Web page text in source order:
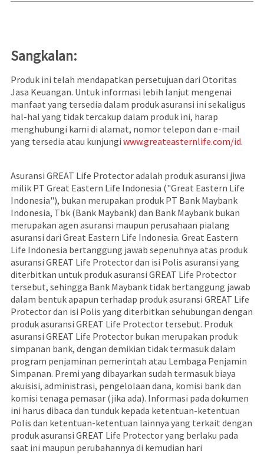
Sangkalan:
Produk ini telah mendapatkan persetujuan dari Otoritas
Jasa Keuangan. Untuk informasi lebih lanjut mengenai
manfaat yang tersedia dalam produk asuransi ini sekaligus
hal-hal yang tidak tercakup dalam produk ini, harap
menghubungi kami di alamat, nomor telepon dan e-mail
yang tersedia atau kunjungi www.greateasternlife.com/id.
Asuransi GREAT Life Protector adalah produk asuransi jiwa
milik PT Great Eastern Life Indonesia ("Great Eastern Life
Indonesia"), bukan merupakan produk PT Bank Maybank
Indonesia, Tbk (Bank Maybank) dan Bank Maybank bukan
merupakan agen asuransi maupun perusahaan pialang
asuransi dari Great Eastern Life Indonesia. Great Eastern
Life Indonesia bertanggung jawab sepenuhnya atas produk
asuransi GREAT Life Protector dan isi Polis asuransi yang
diterbitkan untuk produk asuransi GREAT Life Protector
tersebut, sehingga Bank Maybank tidak bertanggung jawab
dalam bentuk apapun terhadap produk asuransi GREAT Life
Protector dan isi Polis yang diterbitkan sehubungan dengan
produk asuransi GREAT Life Protector tersebut. Produk
asuransi GREAT Life Protector bukan merupakan produk
simpanan bank, dengan demikian tidak termasuk dalam
program penjaminan pemerintah atau Lembaga Penjamin
Simpanan. Premi yang dibayarkan sudah termasuk biaya
akuisisi, administrasi, pengelolaan dana, komisi bank dan
komisi tenaga pemasar (jika ada). Informasi pada dokumen
ini harus dibaca dan tunduk kepada ketentuan-ketentuan
Polis dan ketentuan-ketentuan lainnya yang terkait dengan
produk asuransi GREAT Life Protector yang berlaku pada
saat ini maupun perubahannya di kemudian hari